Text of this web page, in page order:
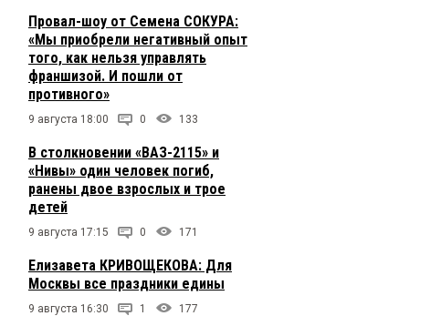
Провал-шоу от Семена СОКУРА:
«Мы приобрели негативный опыт
того, как нельзя управлять
франшизой. И пошли от
противного»
9 августа 18:00 0 133
В столкновении «ВАЗ-2115» и
«Нивы» один человек погиб,
ранены двое взрослых и трое
детей
9 августа 17:15 0 171
Елизавета КРИВОЩЕКОВА: Для
Москвы все праздники едины
9 августа 16:30 1 177